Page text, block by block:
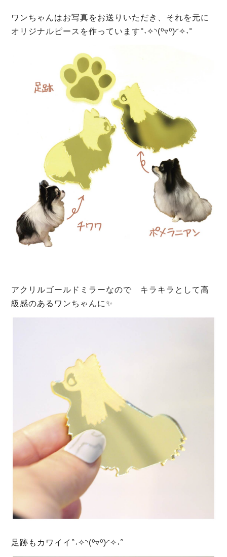
ワンちゃんはお写真をお送りいただき、それを元に
オリジナルピースを作っています°˖✧◝(⁰▿⁰)◜✧˖°
アクリルゴールドミラーなので キラキラとして高
級感のあるワンちゃんに✨
足跡もカワイイ°˖✧◝(⁰▿⁰)◜✧˖°